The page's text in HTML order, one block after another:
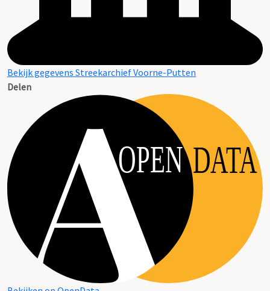
Bekijk gegevens Streekarchief Voorne-Putten
Delen
OPEN DATA